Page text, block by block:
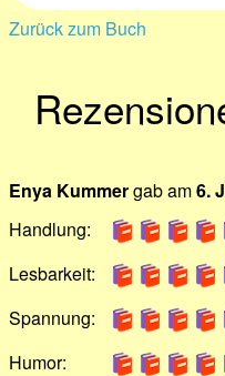
Zurück zum Buch
Enya Kummergab am6.
Handlung:
Lesbarkeit:
Spannung:
Humor: